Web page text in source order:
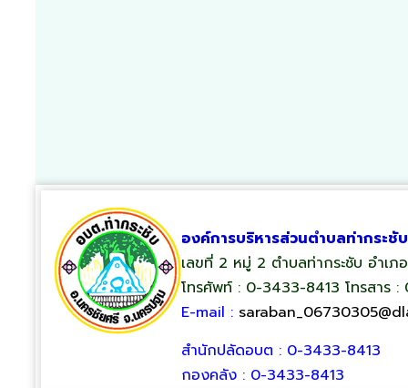
องค์การบริหารส่วนตำบลท่ากระชับ
เลขที่ 2 หมู่ 2 ตำบลท่ากระชับ อำเ
โทรศัพท์ : 0-3433-8413 โทรสาร
E-mail :
สำนักปลัดอบต : 0-3433-8413
กองคลัง : 0-3433-8413